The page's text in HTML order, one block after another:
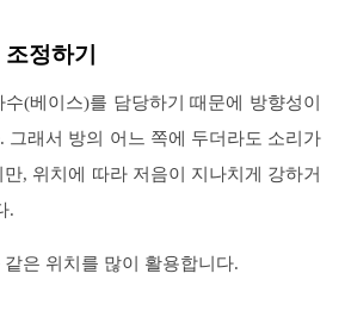
정하기
(베이스)를 담당하기 때문에 방향성이
그래서 방의 어느 쪽에 두더라도 소리가
, 위치에 따라 저음이 지나치게 강하거
.
은 위치를 많이 활용합니다.